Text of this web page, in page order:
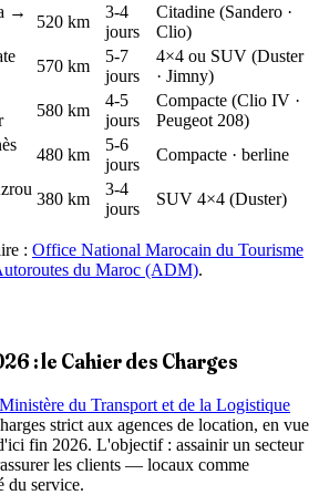
→
520 km
3-4
jours
Citadine (Sandero ·
Clio)
570 km
5-7
jours
4×4 ou SUV (Duster
· Jimny)
580 km
4-5
jours
Compacte (Clio IV ·
Peugeot 208)
480 km
5-6
jours
Compacte · berline
380 km
3-4
jours
SUV 4×4 (Duster)
: Office National Marocain du Tourisme
du Maroc (ADM).
: le Cahier des Charges
Ministère du Transport et de la Logistique
strict aux agences de location, en vue
fin 2026. L'objectif : assainir un secteur
les clients — locaux comme
du service.